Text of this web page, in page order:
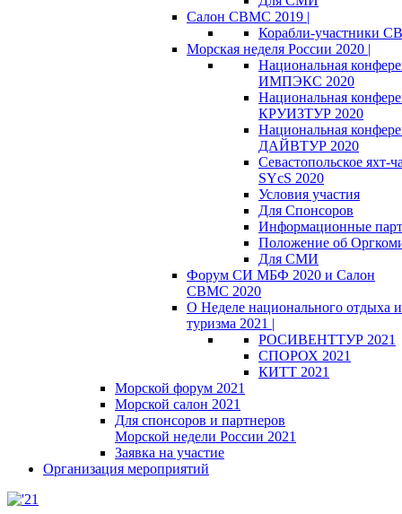
Салон СВМС 2019 |
Корабли-участники
Морская неделя России 2020 |
Национальная
ИМПЭКС 2020
Национальная
КРУИЗТУР 2020
Национальная
ДАЙВТУР 2020
Севастопольское яхт-
SYcS 2020
Условия участия
Для Спонсоров
Информационные
Положение об
Для СМИ
Форум СИ МБФ 2020 и Салон
СВМС 2020
О Неделе национального отдыха и
туризма 2021 |
РОСИВЕНТТУР 2021
СПОРОХ 2021
КИТТ 2021
Морской форум 2021
Морской салон 2021
Для спонсоров и партнеров
Морской недели России 2021
Заявка на участие
Организация мероприятий